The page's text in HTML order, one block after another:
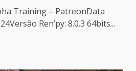
Training – PatreonData
Ren’py: 8.0.3 64bits...